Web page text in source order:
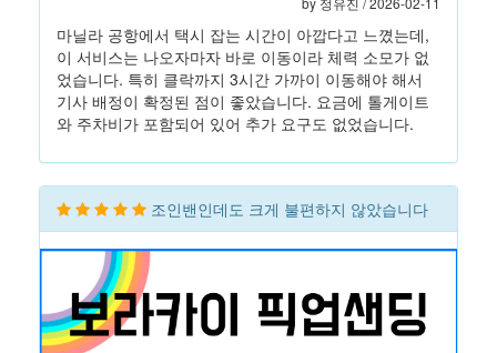
마닐라 공항에서 택시 잡는 시간이 아깝다고 느꼈는데,
이 서비스는 나오자마자 바로 이동이라 체력 소모가 없
었습니다. 특히 클락까지 3시간 가까이 이동해야 해서
기사 배정이 확정된 점이 좋았습니다. 요금에 톨게이트
와 주차비가 포함되어 있어 추가 요구도 없었습니다.
조인밴인데도 크게 불편하지 않았습니다